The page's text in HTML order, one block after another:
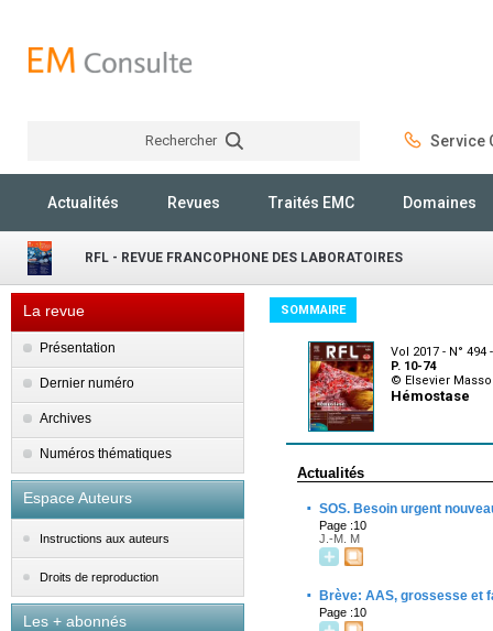
Rechercher Service
Actualités Revues Traités EMC Domaines
RFL - REVUE FRANCOPHONE DES LABORATOIRES
La revue
Présentation
Dernier numéro
Archives
Numéros thématiques
Espace Auteurs
Instructions aux auteurs
Droits de reproduction
Les + abonnés
SOMMAIRE
Vol 2017 - N° 494
P. 10-74
© Elsevier
Hémostase
Actualités
· SOS. Besoin urgent
Page :10
J.-M. M
· Brève: AAS, grossesse et
Page :10